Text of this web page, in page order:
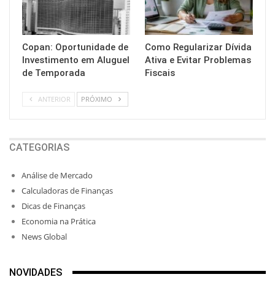
Copan: Oportunidade de
Investimento em Aluguel
de Temporada
Como Regularizar Dívida
Ativa e Evitar Problemas
Fiscais
ANTERIOR PRÓXIMO
CATEGORIAS
Análise de Mercado
Calculadoras de Finanças
Dicas de Finanças
Economia na Prática
News Global
NOVIDADES